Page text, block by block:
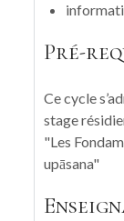
Pré-
Ce cycle
stage
"Les
upāsana"